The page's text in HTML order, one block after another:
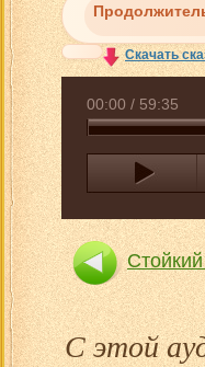
Скачать
00:00 / 59:35
С этой